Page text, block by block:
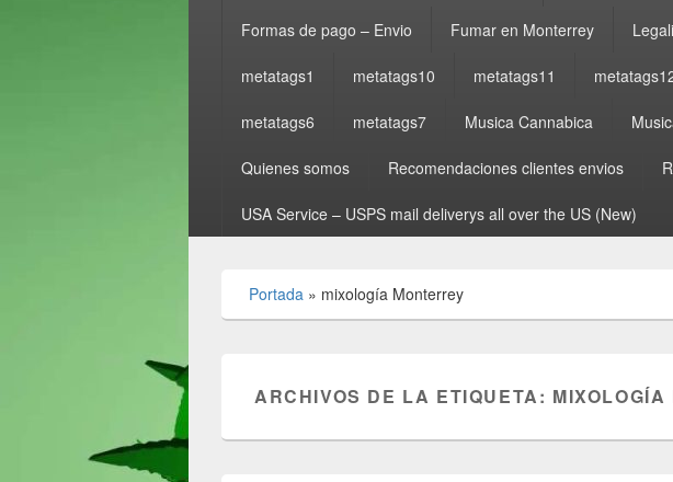
Formas de pago – Envio Fumar en Monterrey
metatags1 metatags10 metatags11
metatags6 metatags7 Musica Cannabica
Quienes somos Recomendaciones clientes envios
USA Service – USPS mail deliverys all over the US (New)
Portada » mixología Monterrey
ARCHIVOS DE LA ETIQUETA: